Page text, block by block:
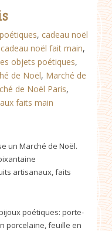
, cadeau noël
cadeau noël fait main,
objets poétiques,
de Noël, Marché de
de Noël Paris,
faits main
un Marché de Noël.
artisanaux, faits
poétiques: porte-
porcelaine, feuille en